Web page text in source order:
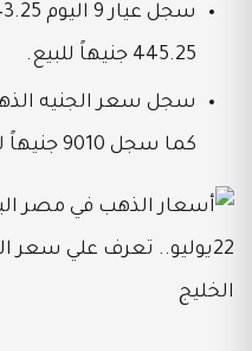
445.25 جنيهاً للبيع.
كما سجل 9010 جنيهاً للبيع.